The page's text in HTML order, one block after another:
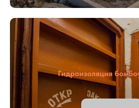
Гидроизоляция